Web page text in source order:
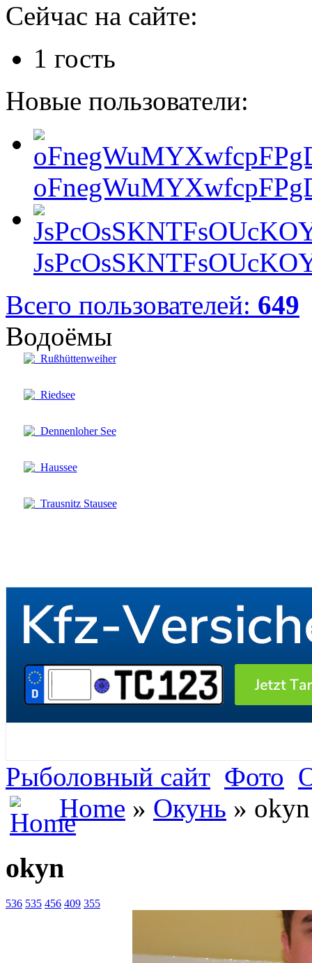
Сейчас на сайте:
1 гость
Новые пользователи:
Всего пользователей: 649
Водоёмы
Rußhüttenweiher
Riedsee
Dennenloher See
Haussee
Trausnitz Stausee
Рыболовный сайт Фото
Home » Окунь » okyn
okyn
536 535 456 409 355